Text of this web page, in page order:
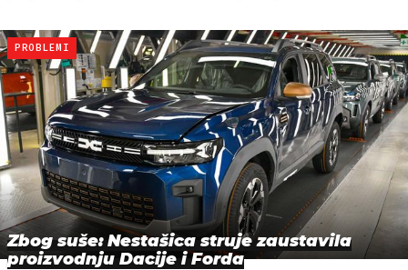
PROBLEMI
Zbog suše: Nestašica struje zaustavila
proizvodnju Dacije i Forda